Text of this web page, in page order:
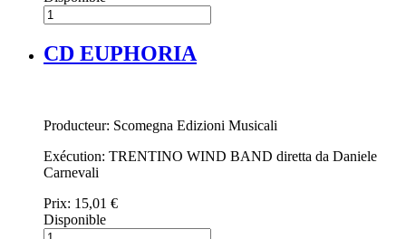
CD EUPHORIA
Producteur: Scomegna Edizioni Musicali
Exécution: TRENTINO WIND BAND diretta da Daniele
Carnevali
Prix: 15,01 €
Disponible